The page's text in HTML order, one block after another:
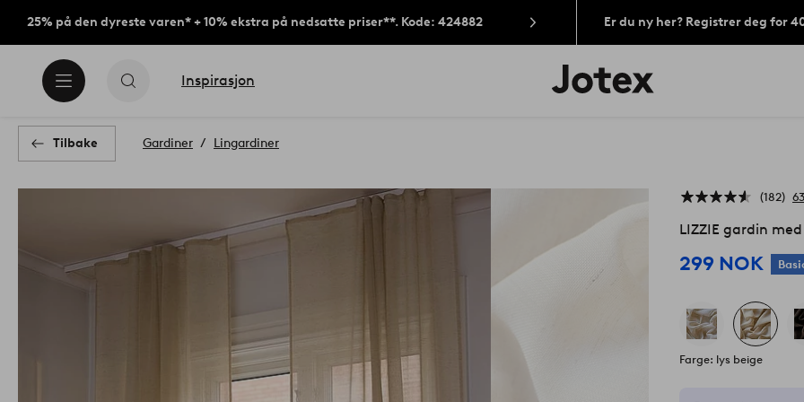
25% på den dyreste varen* + 10% ekstra på nedsatte priser**. Kode: 424882 Er du ny her? Registrer deg for
Inspirasjon
Jotex’
logo
Tilbake Gardiner Lingardiner
182
LIZZIE gardin
299 NOK
Farge: lys beige